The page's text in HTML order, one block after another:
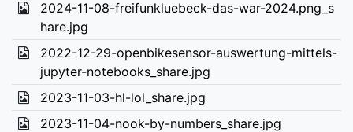
2024-11-08-freifunkluebeck-das-war-2024.png_s
hare.jpg
2022-12-29-openbikesensor-auswertung-mittels-
jupyter-notebooks_share.jpg
2023-11-03-hl-lol_share.jpg
2023-11-04-nook-by-numbers_share.jpg